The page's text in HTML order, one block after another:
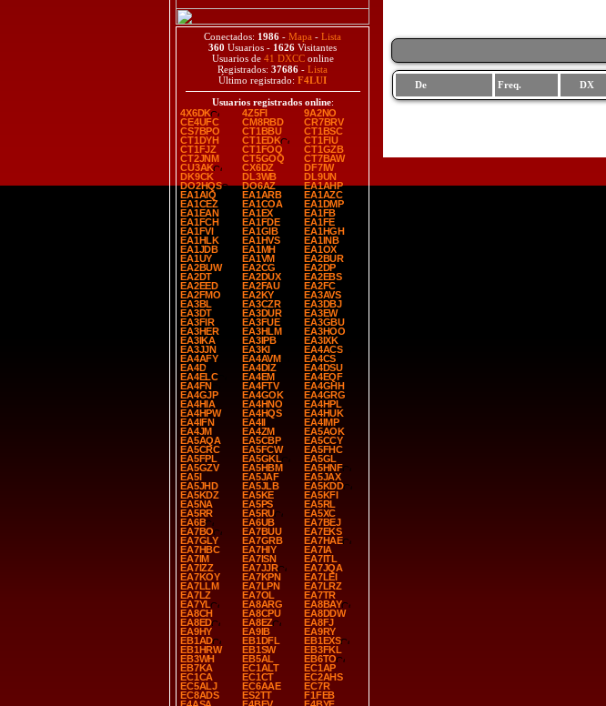
Conectados: 1986 - Mapa - Lista
360 Usuarios - 1626 Visitantes
Usuarios de 41 DXCConline
Registrados: 37686 - Lista
Último registrado: F4LUI
Usuarios registrados online:
4X6DK
4Z5FI
9A2NO
CE4UFC
CM8RBD
CR7BRV
CS7BPO
CT1BBU
CT1BSC
CT1DYH
CT1EDK
CT1FIU
CT1FJZ
CT1FOQ
CT1GZB
CT2JNM
CT5GOQ
CT7BAW
CU3AK
CX6DZ
DF7IW
DK9CK
DL3WB
DL9UN
DO2HQS
DO6AZ
EA1AHP
EA1AIQ
EA1ARB
EA1AZC
EA1CEZ
EA1COA
EA1DMP
EA1EAN
EA1EX
EA1FB
EA1FCH
EA1FDE
EA1FE
EA1FVI
EA1GIB
EA1HGH
EA1HLK
EA1HVS
EA1INB
EA1JDB
EA1MH
EA1OX
EA1UY
EA1VM
EA2BUR
EA2BUW
EA2CG
EA2DP
EA2DT
EA2DUX
EA2EBS
EA2EED
EA2FAU
EA2FC
EA2FMO
EA2KY
EA3AVS
EA3BL
EA3CZR
EA3DBJ
EA3DT
EA3DUR
EA3EW
EA3FIR
EA3FUE
EA3GBU
EA3HER
EA3HLM
EA3HOO
EA3IKA
EA3IPB
EA3IXK
EA3JJN
EA3KI
EA4ACS
EA4AFY
EA4AVM
EA4CS
EA4D
EA4DIZ
EA4DSU
EA4ELC
EA4EM
EA4EQF
EA4FN
EA4FTV
EA4GHH
EA4GJP
EA4GOK
EA4GRG
EA4HIA
EA4HNO
EA4HPL
EA4HPW
EA4HQS
EA4HUK
EA4IFN
EA4II
EA4IMP
EA4JM
EA4ZM
EA5AOK
EA5AQA
EA5CBP
EA5CCY
EA5CRC
EA5FCW
EA5FHC
EA5FPL
EA5GKL
EA5GL
EA5GZV
EA5HBM
EA5HNF
EA5I
EA5JAF
EA5JAX
EA5JHD
EA5JLB
EA5KDD
EA5KDZ
EA5KE
EA5KFI
EA5NA
EA5PS
EA5RL
EA5RR
EA5RU
EA5XC
EA6B
EA6UB
EA7BEJ
EA7BO
EA7BUU
EA7EKS
EA7GLY
EA7GRB
EA7HAE
EA7HBC
EA7HIY
EA7IA
EA7IM
EA7ISN
EA7ITL
EA7IZZ
EA7JJR
EA7JQA
EA7KOY
EA7KPN
EA7LEI
EA7LLM
EA7LPN
EA7LRZ
EA7LZ
EA7OL
EA7TR
EA7YL
EA8ARG
EA8BAY
EA8CH
EA8CPU
EA8DDW
EA8ED
EA8EZ
EA8FJ
EA9HY
EA9IB
EA9RY
EB1AD
EB1DFL
EB1EXS
EB1HRW
EB1SW
EB3FKL
EB3WH
EB5AL
EB6TO
EB7KA
EC1ALT
EC1AP
EC1CA
EC1CT
EC2AHS
EC5ALJ
EC6AAE
EC7R
EC8ADS
ES2TT
F1FEB
De Freq. DX